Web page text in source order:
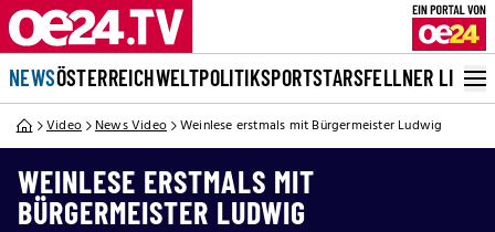
NEWSÖSTERREICHWELTPOLITIKSPORTSTARSFELLNER LIVE
Video News Video Weinlese erstmals mit Bürgermeister Ludwig
WEINLESE ERSTMALS MIT
BÜRGERMEISTER LUDWIG